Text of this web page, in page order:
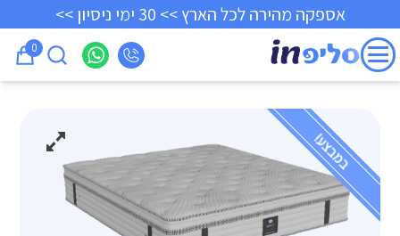
אספקה מהירה לכל הארץ >> 30 ימי ניסיון >>
0
במבצע!